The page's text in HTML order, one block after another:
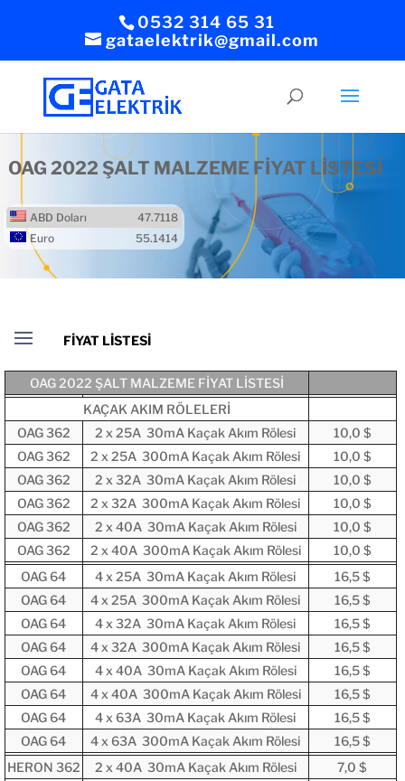
0532 314 65 31
gataelektrik@gmail.com
OAG 2022 ŞALT MALZEME FİYAT LİSTESİ
ABD Doları
47.7118
Euro
55.1414
OAG 2022 ŞALT MALZEME FİYAT LİSTESİ
KAÇAK AKIM RÖLELERİ
OAG 362
2 x 25A 30mA Kaçak Akım Rölesi
10,0 $
OAG 362
2 x 25A 300mA Kaçak Akım Rölesi
10,0 $
OAG 362
2 x 32A 30mA Kaçak Akım Rölesi
10,0 $
OAG 362
2 x 32A 300mA Kaçak Akım Rölesi
10,0 $
OAG 362
2 x 40A 30mA Kaçak Akım Rölesi
10,0 $
OAG 362
2 x 40A 300mA Kaçak Akım Rölesi
10,0 $
OAG 64
4 x 25A 30mA Kaçak Akım Rölesi
16,5 $
OAG 64
4 x 25A 300mA Kaçak Akım Rölesi
16,5 $
OAG 64
4 x 32A 30mA Kaçak Akım Rölesi
16,5 $
OAG 64
4 x 32A 300mA Kaçak Akım Rölesi
16,5 $
OAG 64
4 x 40A 30mA Kaçak Akım Rölesi
16,5 $
OAG 64
4 x 40A 300mA Kaçak Akım Rölesi
16,5 $
OAG 64
4 x 63A 30mA Kaçak Akım Rölesi
16,5 $
OAG 64
4 x 63A 300mA Kaçak Akım Rölesi
16,5 $
HERON 362
2 x 40A 30mA Kaçak Akım Rölesi
7,0 $